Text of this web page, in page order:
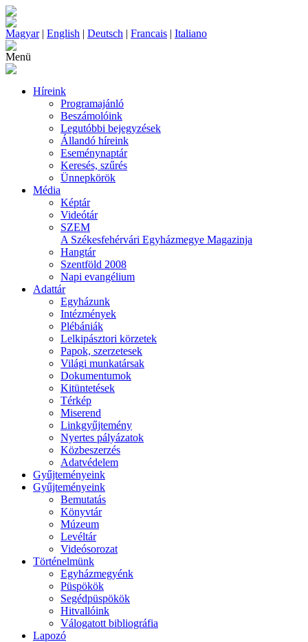
Magyar| English | Deutsch | Francais | Italiano
Menü
Híreink
Programajánló
Beszámolóink
Legutóbbi bejegyzések
Állandó híreink
Eseménynaptár
Keresés, szűrés
Ünnepkörök
Média
Képtár
Videótár
SZEM
A Székesfehérvári Egyházmegye Magazinja
Hangtár
Szentföld 2008
Napi evangélium
Adattár
Egyházunk
Intézmények
Plébániák
Lelkipásztori körzetek
Papok, szerzetesek
Világi munkatársak
Dokumentumok
Kitüntetések
Térkép
Miserend
Linkgyűjtemény
Nyertes pályázatok
Közbeszerzés
Adatvédelem
Gyűjteményeink
Gyűjteményeink
Bemutatás
Könyvtár
Múzeum
Levéltár
Videósorozat
Történelmünk
Egyházmegyénk
Püspökök
Segédpüspökök
Hitvallóink
Válogatott bibliográfia
Lapozó